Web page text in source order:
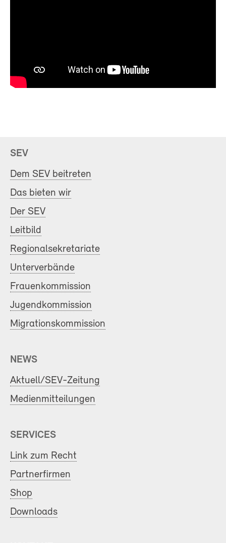
SEV
Dem SEV beitreten
Das bieten wir
Der SEV
Leitbild
Regionalsekretariate
Unterverbände
Frauenkommission
Jugendkommission
Migrationskommission
NEWS
Aktuell/SEV-Zeitung
Medienmitteilungen
SERVICES
Link zum Recht
Partnerfirmen
Shop
Downloads